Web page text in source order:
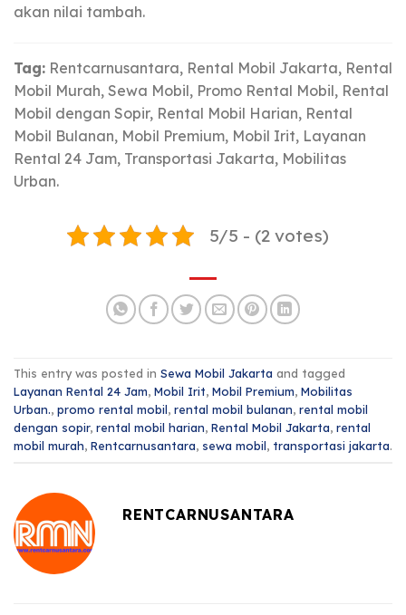
akan nilai tambah.
Tag: Rentcarnusantara, Rental Mobil Jakarta, Rental
Mobil Murah, Sewa Mobil, Promo Rental Mobil, Rental
Mobil dengan Sopir, Rental Mobil Harian, Rental
Mobil Bulanan, Mobil Premium, Mobil Irit, Layanan
Rental 24 Jam, Transportasi Jakarta, Mobilitas
Urban.
5/5 - (2 votes)
This entry was posted in Sewa Mobil Jakarta and tagged
Layanan Rental 24 Jam, Mobil Irit, Mobil Premium, Mobilitas
Urban., promo rental mobil, rental mobil bulanan, rental mobil
dengan sopir, rental mobil harian, Rental Mobil Jakarta, rental
mobil murah, Rentcarnusantara, sewa mobil, transportasi jakarta.
RENTCARNUSANTARA